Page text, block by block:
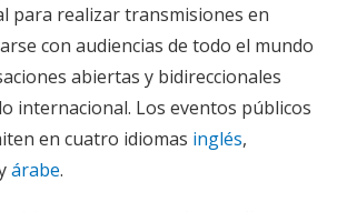
para realizar transmisiones en
con audiencias de todo el mundo
abiertas y bidireccionales
internacional. Los eventos públicos
en cuatro idiomas inglés,
árabe.